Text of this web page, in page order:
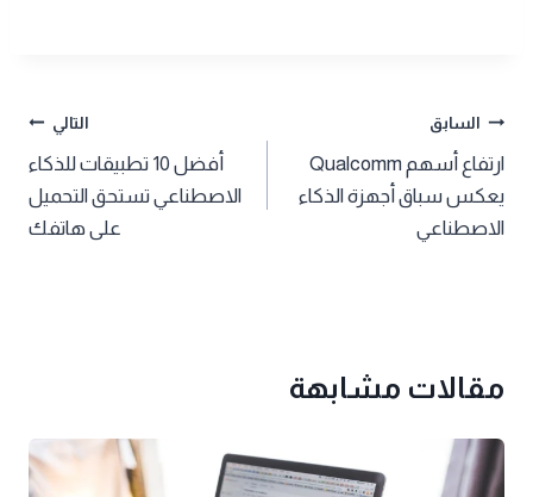
تصفّح
المقالات
السابق
ارتفاع أسهم Qualcomm
يعكس سباق أجهزة الذكاء
الاصطناعي
التالي
أفضل 10 تطبيقات للذكاء
الاصطناعي تستحق التحميل
على هاتفك
مقالات مشابهة